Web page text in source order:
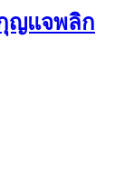
กุญแจพลิก